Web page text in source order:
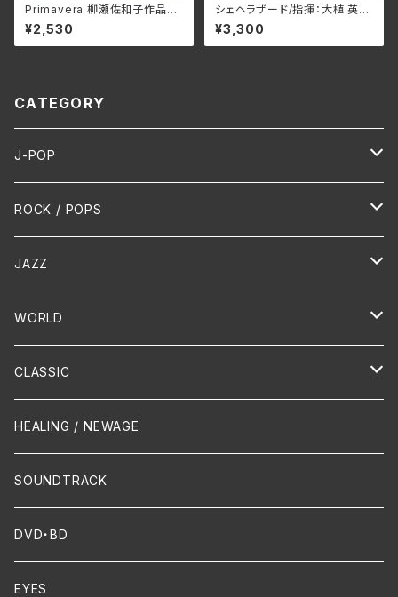
Primavera 柳瀬佐和子作品集/
ユーオーディア・アンサンブル、
蜷川いづみ、工藤美穂、Duo FR
IEDEN MCDN-1171(仕様:C
¥2,530
シェヘラザード/指揮：大植 英次
吹奏楽：Osaka Shion Wind
Orchestra WKOS-016(仕
様:CD)
¥3,300
CATEGORY
J-POP
HR/HM
演歌 / 歌謡曲
PUNK/HARDCORE
Hip-Hop/Dancehall Reggae
ROCK / POPS
Oldies
HR/HM
JAZZ
Vocal
Piano
Crossover / Fusion
Dixie / New Orleans
FUNK
WORLD
HAWAIIAN
Chanson
CLASSIC
Piano
Flute
Violin
Cello
HEALING / NEWAGE
SOUNDTRACK
DVD・BD
EYES